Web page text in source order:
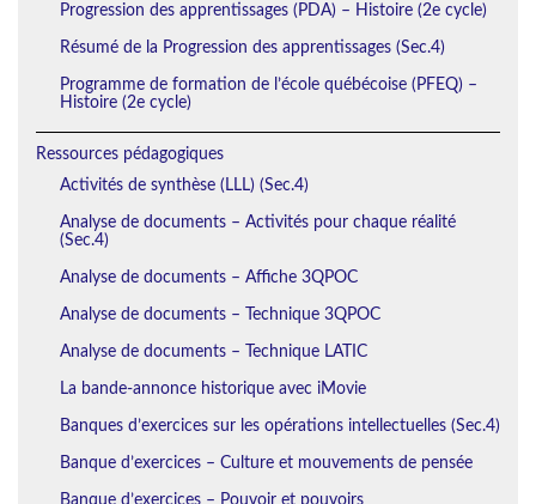
Progression des apprentissages (PDA) – Histoire (2e cycle)
Résumé de la Progression des apprentissages (Sec.4)
Programme de formation de l’école québécoise (PFEQ) –
Histoire (2e cycle)
Ressources pédagogiques
Activités de synthèse (LLL) (Sec.4)
Analyse de documents – Activités pour chaque réalité
(Sec.4)
Analyse de documents – Affiche 3QPOC
Analyse de documents – Technique 3QPOC
Analyse de documents – Technique LATIC
La bande-annonce historique avec iMovie
Banques d’exercices sur les opérations intellectuelles (Sec.4)
Banque d’exercices – Culture et mouvements de pensée
Banque d’exercices – Pouvoir et pouvoirs